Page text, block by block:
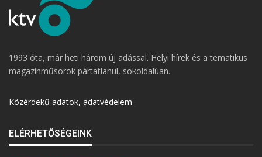
1993 óta, már heti három új adással. Helyi hírek és a tematikus
magazinműsorok pártatlanul, sokoldalúan.
Közérdekű adatok, adatvédelem
ELÉRHETŐSÉGEINK